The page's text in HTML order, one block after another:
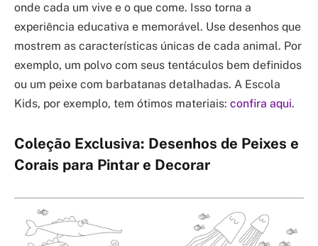
onde cada um vive e o que come. Isso torna a
experiência educativa e memorável. Use desenhos que
mostrem as características únicas de cada animal. Por
exemplo, um polvo com seus tentáculos bem definidos
ou um peixe com barbatanas detalhadas. A Escola
Kids, por exemplo, tem ótimos materiais: confira aqui.
Coleção Exclusiva: Desenhos de Peixes e
Corais para Pintar e Decorar